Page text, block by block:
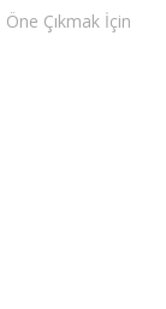
Çıkmak İçin